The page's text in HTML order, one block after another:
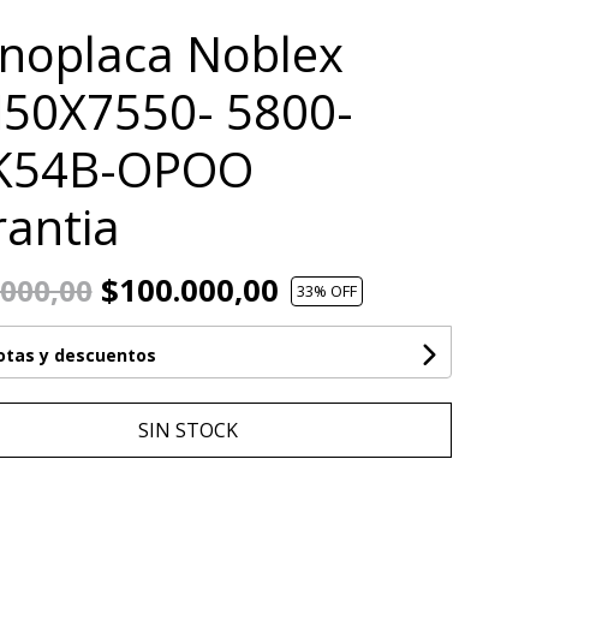
Noblex
5800-
OPOO
$100.000,00 33% OFF
y descuentos
SIN STOCK